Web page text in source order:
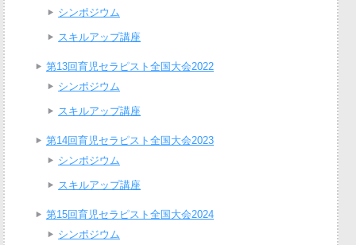
シンポジウム
スキルアップ講座
第13回育児セラピスト全国大会2022
シンポジウム
スキルアップ講座
第14回育児セラピスト全国大会2023
シンポジウム
スキルアップ講座
第15回育児セラピスト全国大会2024
シンポジウム